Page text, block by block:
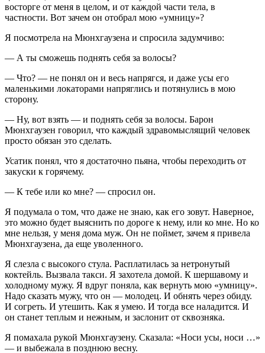
восторге от меня в целом, и от каждой части тела, в
частности. Вот зачем он отобрал мою «умницу»?
Я посмотрела на Мюнхгаузена и спросила задумчиво:
— А ты сможешь поднять себя за волосы?
— Что? — не понял он и весь напрягся, и даже усы его
маленькими локаторами напряглись и потянулись в мою
сторону.
— Ну, вот взять — и поднять себя за волосы. Барон
Мюнхгаузен говорил, что каждый здравомыслящий человек
просто обязан это сделать.
Усатик понял, что я достаточно пьяна, чтобы переходить от
закуски к горячему.
— К тебе или ко мне? — спросил он.
Я подумала о том, что даже не знаю, как его зовут. Наверное,
это можно будет выяснить по дороге к нему, или ко мне. Но ко
мне нельзя, у меня дома муж. Он не поймет, зачем я привела
Мюнхгаузена, да еще уволенного.
Я слезла с высокого стула. Расплатилась за нетронутый
коктейль. Вызвала такси. Я захотела домой. К шершавому и
холодному мужу. Я вдруг поняла, как вернуть мою «умницу».
Надо сказать мужу, что он — молодец. И обнять через обиду.
И согреть. И утешить. Как я умею. И тогда все наладится. И
он станет теплым и нежным, и заслонит от сквозняка.
Я помахала рукой Мюнхгаузену. Сказала: «Носи усы, носи …»
— и выбежала в позднюю весну.